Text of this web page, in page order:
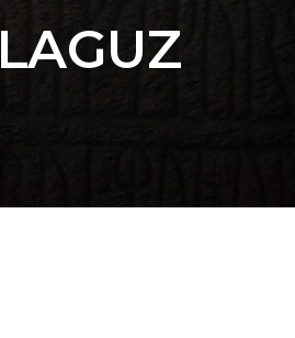
LAGUZ